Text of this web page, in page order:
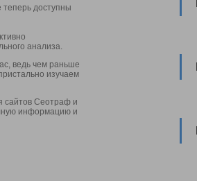
доступны
анализа.
ведь чем раньше
изучаем
сайтов Сеотраф и
информацию и